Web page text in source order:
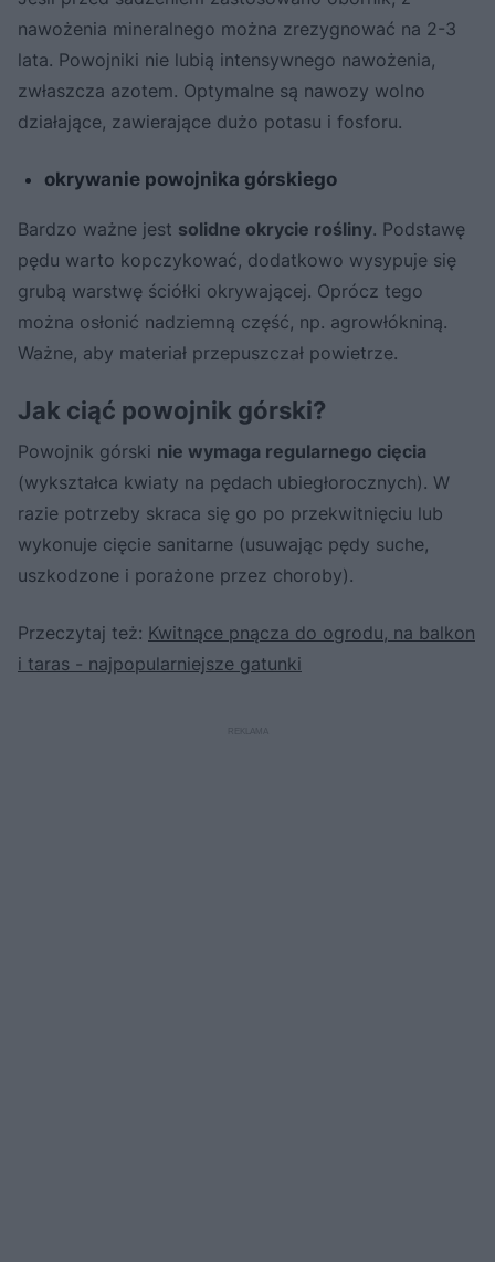
nawożenia mineralnego można zrezygnować na 2-3
lata. Powojniki nie lubią intensywnego nawożenia,
zwłaszcza azotem. Optymalne są nawozy wolno
działające, zawierające dużo potasu i fosforu.
okrywanie powojnika górskiego
Bardzo ważne jest solidne okrycie rośliny. Podstawę
pędu warto kopczykować, dodatkowo wysypuje się
grubą warstwę ściółki okrywającej. Oprócz tego
można osłonić nadziemną część, np. agrowłókniną.
Ważne, aby materiał przepuszczał powietrze.
Jak ciąć powojnik górski?
Powojnik górski nie wymaga regularnego cięcia
(wykształca kwiaty na pędach ubiegłorocznych). W
razie potrzeby skraca się go po przekwitnięciu lub
wykonuje cięcie sanitarne (usuwając pędy suche,
uszkodzone i porażone przez choroby).
Przeczytaj też: Kwitnące pnącza do ogrodu, na balkon
i taras - najpopularniejsze gatunki